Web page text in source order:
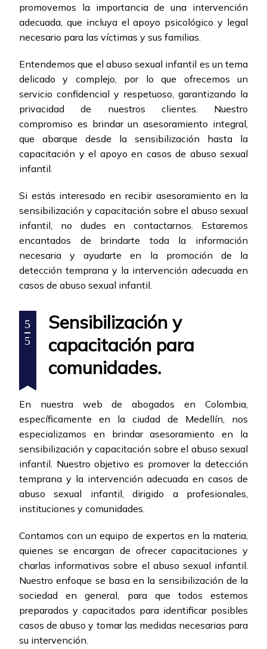
promovemos la importancia de una intervención
adecuada, que incluya el apoyo psicológico y legal
necesario para las víctimas y sus familias.
Entendemos que el abuso sexual infantil es un tema
delicado y complejo, por lo que ofrecemos un
servicio confidencial y respetuoso, garantizando la
privacidad de nuestros clientes. Nuestro
compromiso es brindar un asesoramiento integral,
que abarque desde la sensibilización hasta la
capacitación y el apoyo en casos de abuso sexual
infantil.
Si estás interesado en recibir asesoramiento en la
sensibilización y capacitación sobre el abuso sexual
infantil, no dudes en contactarnos. Estaremos
encantados de brindarte toda la información
necesaria y ayudarte en la promoción de la
detección temprana y la intervención adecuada en
casos de abuso sexual infantil.
5
5
Sensibilización y
capacitación para
comunidades.
En nuestra web de abogados en Colombia,
específicamente en la ciudad de Medellín, nos
especializamos en brindar asesoramiento en la
sensibilización y capacitación sobre el abuso sexual
infantil. Nuestro objetivo es promover la detección
temprana y la intervención adecuada en casos de
abuso sexual infantil, dirigido a profesionales,
instituciones y comunidades.
Contamos con un equipo de expertos en la materia,
quienes se encargan de ofrecer capacitaciones y
charlas informativas sobre el abuso sexual infantil.
Nuestro enfoque se basa en la sensibilización de la
sociedad en general, para que todos estemos
preparados y capacitados para identificar posibles
casos de abuso y tomar las medidas necesarias para
su intervención.